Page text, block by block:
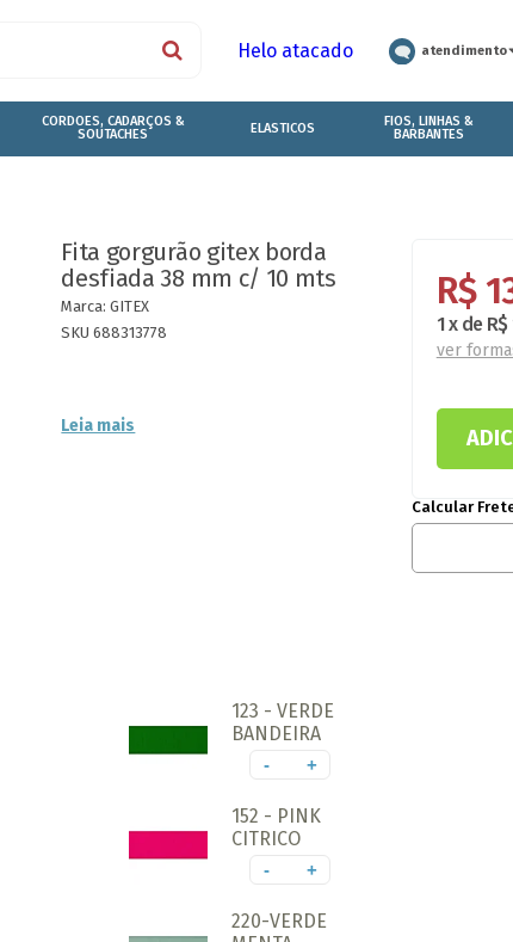
Helo atacado atendimento
CORDOES, CADARÇOS &
SOUTACHES
ELASTICOS
FIOS, LINHAS &
BARBANTES
Fita gorgurão gitex borda
desfiada 38 mm c/ 10 mts
Marca:GITEX
SKU 688313778
Leia mais
R$
1x de
ver
Calcular
123 - VERDE
BANDEIRA
+
-
152 - PINK
CITRICO
+
-
220-VERDE